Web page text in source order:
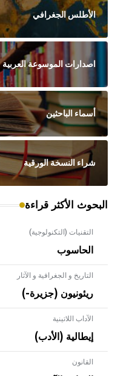
الأطلس الجغرافي
اصدارات الموسوعة العربية
أسماء الباحثين
شراء النسخة الورقية
البحوث الأكثر قراءة
التقنيات (التكنولوجية)
الحاسوب
التاريخ و الجغرافية و الآثار
ريئونيون (جزيرة-)
الآداب اللاتينية
إيطالية (الأدب)
القانون- هل تعلم أن الأبلق